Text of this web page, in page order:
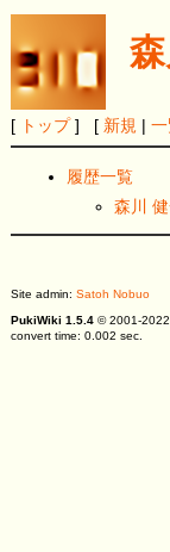
[ トップ] [ 新規 |
履歴一覧
森川
Site admin: Satoh Nobuo
PukiWiki 1.5.4© 2001-2022
convert time: 0.002 sec.